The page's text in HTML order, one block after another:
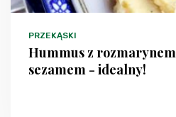
PRZEKĄSKI
Hummus z
sezamem - idealny!